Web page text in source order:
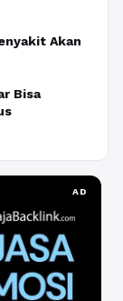
Akan
Bisa
AD